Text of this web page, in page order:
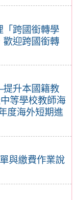
「跨國銜轉學
歡迎跨國銜轉
升本國籍教
等學校教師海
度海外短期進
與繳費作業說